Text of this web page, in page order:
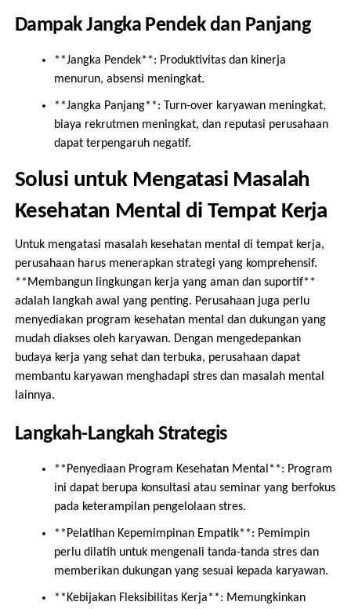
Dampak Jangka Pendek dan Panjang
**Jangka Pendek**: Produktivitas dan kinerja
menurun, absensi meningkat.
**Jangka Panjang**: Turn-over karyawan meningkat,
biaya rekrutmen meningkat, dan reputasi perusahaan
dapat terpengaruh negatif.
Solusi untuk Mengatasi Masalah
Kesehatan Mental di Tempat Kerja
Untuk mengatasi masalah kesehatan mental di tempat kerja,
perusahaan harus menerapkan strategi yang komprehensif.
**Membangun lingkungan kerja yang aman dan suportif**
adalah langkah awal yang penting. Perusahaan juga perlu
menyediakan program kesehatan mental dan dukungan yang
mudah diakses oleh karyawan. Dengan mengedepankan
budaya kerja yang sehat dan terbuka, perusahaan dapat
membantu karyawan menghadapi stres dan masalah mental
lainnya.
Langkah-Langkah Strategis
**Penyediaan Program Kesehatan Mental**: Program
ini dapat berupa konsultasi atau seminar yang berfokus
pada keterampilan pengelolaan stres.
**Pelatihan Kepemimpinan Empatik**: Pemimpin
perlu dilatih untuk mengenali tanda-tanda stres dan
memberikan dukungan yang sesuai kepada karyawan.
**Kebijakan Fleksibilitas Kerja**: Memungkinkan